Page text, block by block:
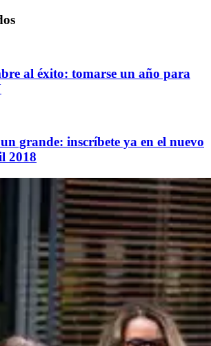
al éxito: tomarse un año para
grande: inscríbete ya en el nuevo
2018